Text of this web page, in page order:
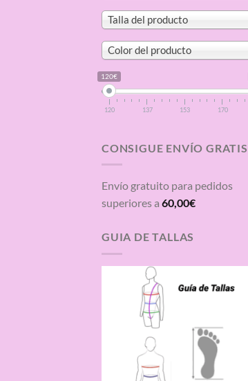
Talla del producto
Color del producto
120€
120 137 153 170
CONSIGUE ENVÍO GRATIS
Envío gratuito para pedidos
superiores a 60,00€
GUIA DE TALLAS